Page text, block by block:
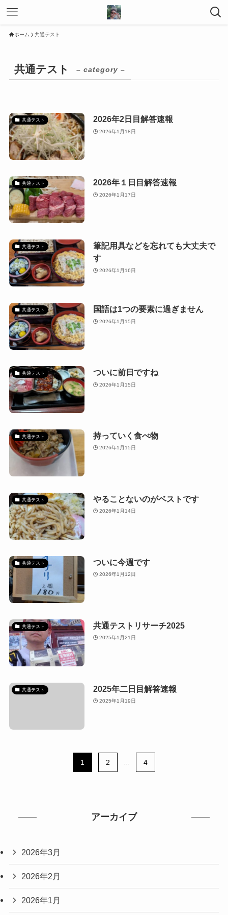
ホーム 共通テスト
共通テスト – category –
共通テスト 2026年2日目解答速報
2026年1月18日
共通テスト 2026年１日目解答速報
2026年1月17日
共通テスト
筆記用具などを忘れても大丈夫で
す
2026年1月16日
共通テスト 国語は1つの要素に過ぎません
2026年1月15日
共通テスト ついに前日ですね
2026年1月15日
共通テスト 持っていく食べ物
2026年1月15日
共通テスト やることないのがベストです
2026年1月14日
共通テスト ついに今週です
2026年1月12日
共通テスト 共通テストリサーチ2025
2025年1月21日
共通テスト 2025年二日目解答速報
2025年1月19日
1 2 4
アーカイブ
2026年3月
2026年2月
2026年1月